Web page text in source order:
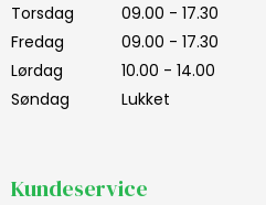
Torsdag
09.00 - 17.30
Fredag
09.00 - 17.30
Lørdag
10.00 - 14.00
Søndag
Lukket
Kundeservice